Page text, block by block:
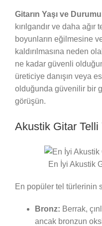
Gitarın Yaşı ve
kırılgandır ve daha
boyunların eğilmesine
kaldırılmasına neden
ne kadar güvenli
üreticiye danışın veya
olduğunda güvenilir bir
görüşün.
Akustik Gitar Telli
En İyi Akustik
En popüler tel türlerinin
Bronz: Berrak,
ancak bronzun